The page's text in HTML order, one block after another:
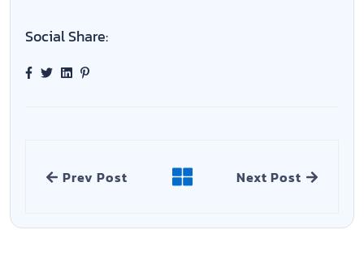
Social Share:
Prev Post Next Post